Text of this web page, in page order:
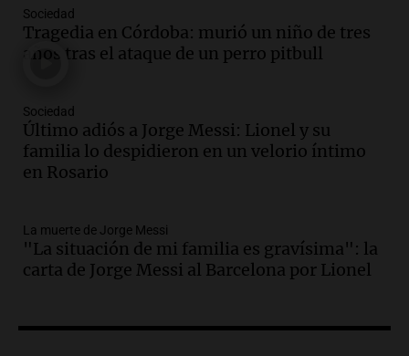
Audio.
“No entendíamos qué cantaban”:
la historia del club de Irlanda
revolucionado por hinchas argentinos
Episodios
Audio.Crisis diplomática: el embajador
argentino regresa al país tras conflicto
con Brasil
Audio.Bomberos asisten a senderista
con fractura de tobillo en refugio Doña
Rosa
Episodios
Sociedad
Tragedia en Córdoba: murió un niño de tres
años tras el ataque de un perro pitbull
Sociedad
Último adiós a Jorge Messi: Lionel y su
familia lo despidieron en un velorio íntimo
en Rosario
La muerte de Jorge Messi
"La situación de mi familia es gravísima": la
carta de Jorge Messi al Barcelona por Lionel